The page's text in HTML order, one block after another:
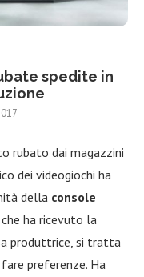
spedite in
rubato dai magazzini
dei videogiochi ha
della console
che ha ricevuto la
produttrice, si tratta
preferenze. Ha